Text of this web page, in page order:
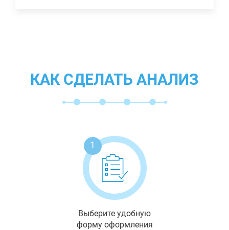
КАК СДЕЛАТЬ АНАЛИЗ
1
Выберите удобную
форму оформления